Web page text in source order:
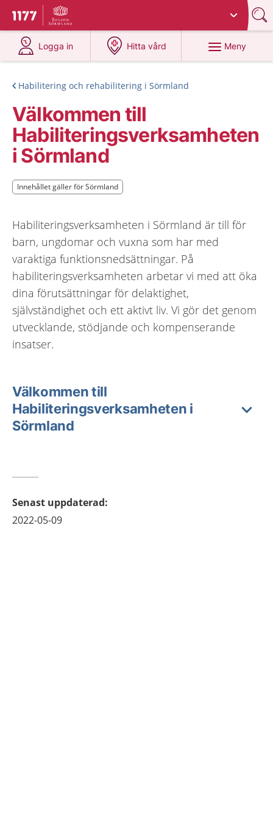
Till startsidan för 1177
Du har valt region
Logga in
på 1177.se
Hitta vård
på 1177.se
Meny
Habilitering och rehabilitering i Sörmland
Välkommen till
Habiliteringsverksamheten
i Sörmland
Innehållet gäller för Sörmland
Innehållet gäller för Sörmland
Habiliteringsverksamheten i Sörmland är till för
barn, ungdomar och vuxna som har med
varaktiga funktionsnedsättningar. På
habiliteringsverksamheten arbetar vi med att öka
dina förutsättningar för delaktighet,
självständighet och ett aktivt liv. Vi gör det genom
utvecklande, stödjande och kompenserande
insatser.
Välkommen till
Habiliteringsverksamheten i
Sörmland
Senast uppdaterad:
2022-05-09